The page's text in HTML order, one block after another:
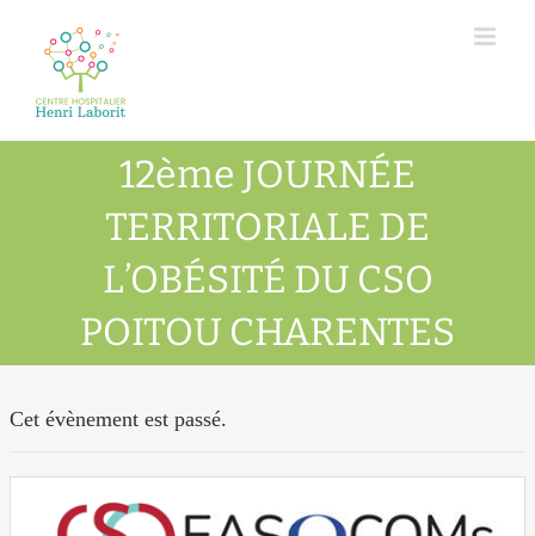
12ème JOURNÉE
TERRITORIALE DE
L’OBÉSITÉ DU CSO
POITOU CHARENTES
Cet évènement est passé.